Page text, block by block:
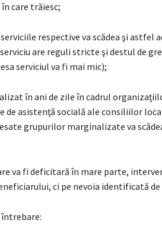
care trăiesc;
respective va scădea şi astfel
are reguli stricte şi destul de
serviciul va fi mai mic);
în ani de zile în cadrul
de asistenţă socială ale consiliilor
grupurilor marginalizate va
va fi deficitară în mare parte,
ci pe nevoia identificată de
întrebare: